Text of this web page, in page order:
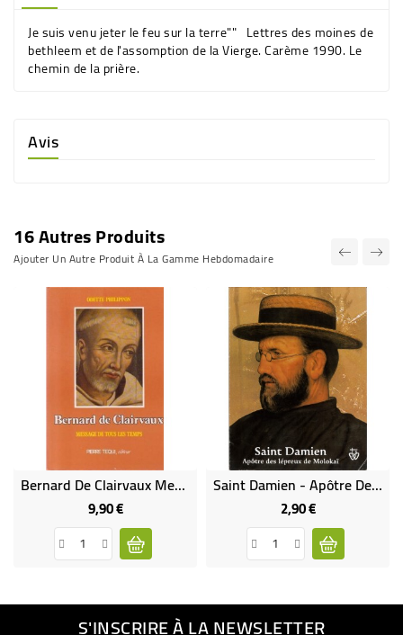
Je suis venu jeter le feu sur la terre"" Lettres des moines de
bethleem et de l'assomption de la Vierge. Carème 1990. Le
chemin de la prière.
Avis
16 Autres Produits
Ajouter Un Autre Produit À La Gamme Hebdomadaire
Bernard De Clairvaux Message De Tous Les Temps (Occasion)
9,90 €Prix
Saint Damien - Apôtre Des Lépreux De Molokaï (Occasion)
2,90 €Prix
S'INSCRIRE À LA NEWSLETTER